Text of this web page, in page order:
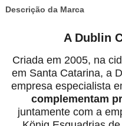
Descrição da Marca
A Dublin
Criada em 2005, na
em Santa Catarina, a
empresa especialista
complementam
juntamente com a